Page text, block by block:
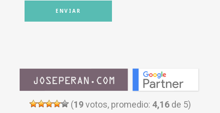
(19votos, promedio: 4,16de 5)